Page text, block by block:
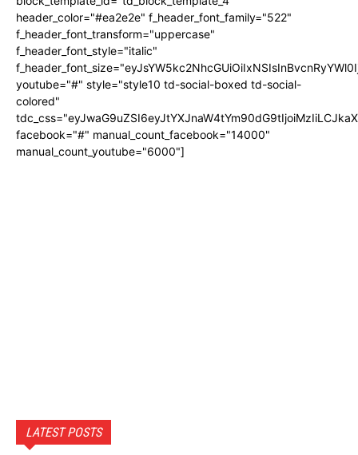
header_color="#ea2e2e" f_header_font_family="522"
f_header_font_transform="uppercase"
f_header_font_style="italic"
youtube="#" style="style10 td-social-boxed td-social-
colored"
facebook="#" manual_count_facebook="14000"
manual_count_youtube="6000"]
LATEST POSTS